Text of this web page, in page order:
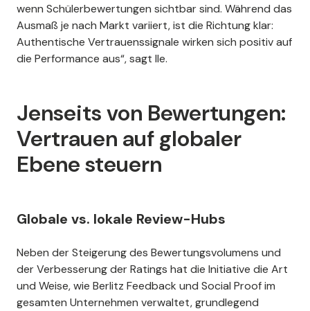
wenn Schülerbewertungen sichtbar sind. Während das
Ausmaß je nach Markt variiert, ist die Richtung klar:
Authentische Vertrauenssignale wirken sich positiv auf
die Performance aus“, sagt Ile.
Jenseits von Bewertungen:
Vertrauen auf globaler
Ebene steuern
Globale vs. lokale Review-Hubs
Neben der Steigerung des Bewertungsvolumens und
der Verbesserung der Ratings hat die Initiative die Art
und Weise, wie Berlitz Feedback und Social Proof im
gesamten Unternehmen verwaltet, grundlegend